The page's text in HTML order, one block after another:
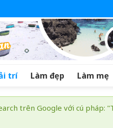
trí Làm đẹp Làm mẹ
trên Google với cú pháp: